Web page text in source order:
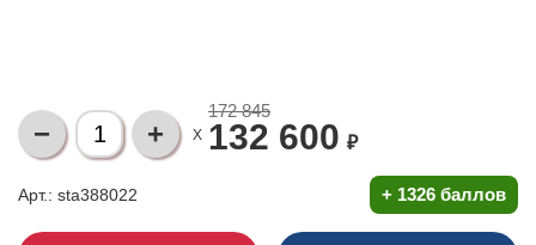
X
172 845
132 600 ₽
Арт.: sta388022 + 1326 баллов